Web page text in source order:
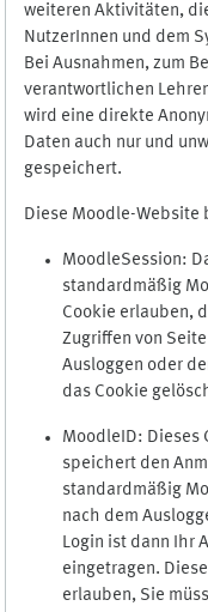
weiteren Aktivitäten,
NutzerInnen und dem
Bei Ausnahmen, zum
verantwortlichen
wird eine direkte
Daten auch nur und
gespeichert.
Diese Moodle-Website
MoodleSession:
standardmäßig
Cookie erlauben,
Zugriffen von
Ausloggen oder
das Cookie
MoodleID: Dieses
speichert den
standardmäßig
nach dem
Login ist dann Ihr
eingetragen.
erlauben, Sie